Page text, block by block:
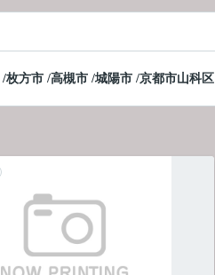
/枚方市 /高槻市 /城陽市 /京都市山科区